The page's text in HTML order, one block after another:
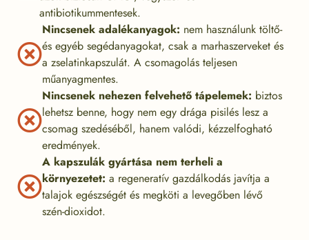
antibiotikummentesek.
Nincsenek adalékanyagok: nem használunk töltő-
és egyéb segédanyagokat, csak a marhaszerveket és
a zselatinkapszulát. A csomagolás teljesen
műanyagmentes.
Nincsenek nehezen felvehető tápelemek: biztos
lehetsz benne, hogy nem egy drága pisilés lesz a
csomag szedéséből, hanem valódi, kézzelfogható
eredmények.
A kapszulák gyártása nem terheli a
környezetet: a regeneratív gazdálkodás javítja a
talajok egészségét és megköti a levegőben lévő
szén-dioxidot.